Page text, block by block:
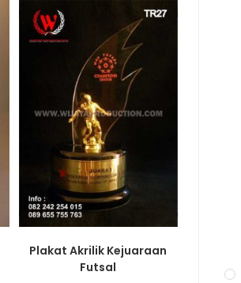
Plakat Akrilik Kejuaraan
Futsal